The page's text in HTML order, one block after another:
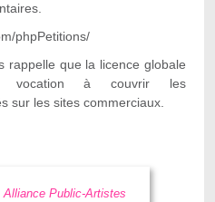
phpPetitions/
rappelle que la licence globale
vocation à couvrir les
sur les sites commerciaux.
Alliance Public-Artistes